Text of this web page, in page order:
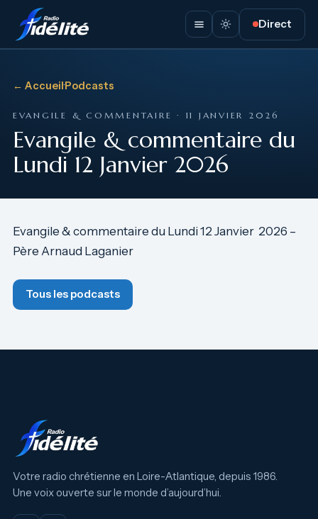
Direct
← Accueil·Podcasts
EVANGILE & COMMENTAIRE · 11 JANVIER 2026
Evangile & commentaire du
Lundi 12 Janvier 2026
Evangile & commentaire du Lundi 12 Janvier 2026 –
Père Arnaud Laganier
Tous les podcasts
Votre radio chrétienne en Loire-Atlantique, depuis 1986.
Une voix ouverte sur le monde d’aujourd’hui.